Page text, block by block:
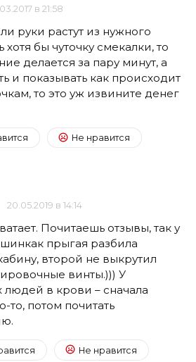
в 21:58
руки растут из нужного
хотя бы чуточку смекалки, то
делается за пару минут, а
и показывать как происходит
то это уж извините денег
Не нравится
20.05.2019 в 14:14
Почитаешь отзывы, так у
прыгая разбила
второй не выкрутил
винты.))) У
людей в крови – сначала
то, потом почитать
Не нравится